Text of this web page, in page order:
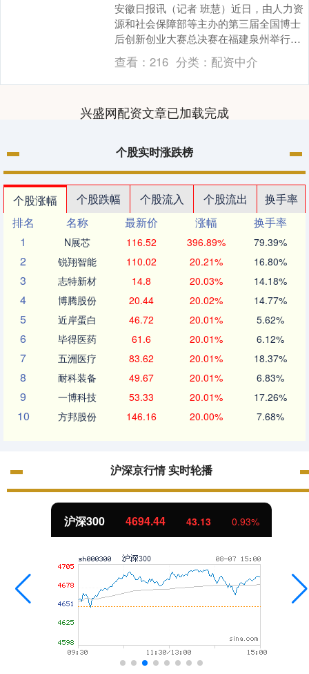
安徽日报讯（记者 班慧）近日，由人力资
源和社会保障部等主办的第三届全国博士
后创新创业大赛总决赛在福建泉州举行泸
深A融通，46支参赛队伍、1721个项目同
台对决。....
查看：216 分类： 配资中介
兴盛网配资文章已加载完成
个股实时涨跌榜
个股涨幅 个股跌幅 个股流入 个股流出
换手率
排名
名称 最新价 涨幅
换手率
1
N展芯 116.52 396.89% 79.39%
2 锐翔智能 110.02 20.21% 16.80%
3 志特新材 14.8 20.03% 14.18%
4 博腾股份 20.44 20.02% 14.77%
5 近岸蛋白 46.72 20.01% 5.62%
6 毕得医药 61.6 20.01% 6.12%
7 五洲医疗 83.62 20.01% 18.37%
8 耐科装备 49.67 20.01% 6.83%
9 一博科技 53.33 20.01% 17.26%
10 方邦股份 146.16 20.00% 7.68%
沪深京行情 实时轮播
沪深300 4694.44 43.13 0.93%